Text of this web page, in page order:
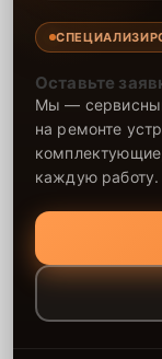
Оставьте
Мы —
на ремонте
каждую работу.